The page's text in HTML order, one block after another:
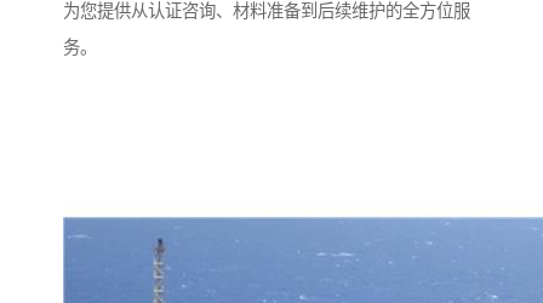
为您提供从认证咨询、材料准备到后续维护的全方位服
务。